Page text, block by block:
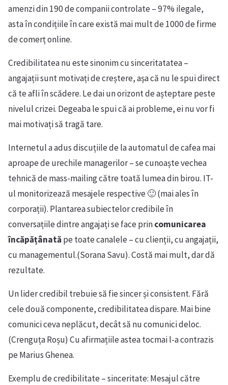
amenzi din 190 de companii controlate – 97% ilegale,
asta în condițiile în care există mai mult de 1000 de firme
de comerț online.
Credibilitatea nu este sinonim cu sinceritatatea –
angajații sunt motivați de creștere, așa că nu le spui direct
că te afli în scădere. Le dai un orizont de așteptare peste
nivelul crizei. Degeaba le spui că ai probleme, ei nu vor fi
mai motivați să tragă tare.
Internetul a adus discuțiile de la automatul de cafea mai
aproape de urechile managerilor – se cunoaște vechea
tehnică de mass-mailing către toată lumea din birou. IT-
ul monitorizează mesajele respective 🙂 (mai ales în
corporații). Plantarea subiectelor credibile în
conversațiile dintre angajați se face princomunicarea
încăpățânată pe toate canalele – cu clienții, cu angajații,
cu managementul.(Sorana Savu). Costă mai mult, dar dă
rezultate.
Un lider credibil trebuie să fie sincer și consistent. Fără
cele două componente, credibilitatea dispare. Mai bine
comunici ceva neplăcut, decât să nu comunici deloc.
(Crenguța Roșu) Cu afirmațiile astea tocmai l-a contrazis
pe Marius Ghenea.
Exemplu de credibilitate – sinceritate: Mesajul către